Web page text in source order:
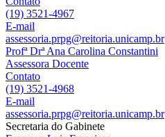
(19) 3521-4967
E-mail
assessoria.prpg@reitoria.unicamp.br
Profª Drª Ana Carolina Constantini
Assessora Docente
Contato
(19) 3521-4968
E-mail
assessoria.prpg@reitoria.unicamp.br
Secretaria do Gabinete